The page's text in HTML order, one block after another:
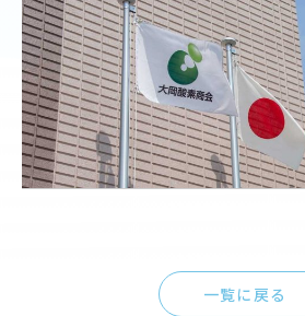
一覧に戻る